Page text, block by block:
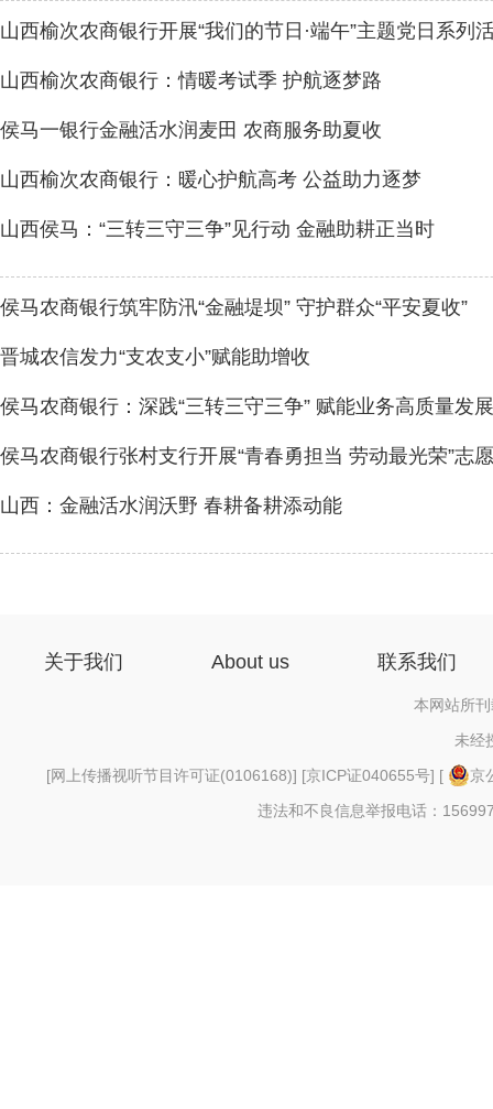
山西榆次农商银行开展“我们的节日·端午”主题党日系列
山西榆次农商银行：情暖考试季 护航逐梦路
侯马一银行金融活水润麦田 农商服务助夏收
山西榆次农商银行：暖心护航高考 公益助力逐梦
山西侯马：“三转三守三争”见行动 金融助耕正当时
侯马农商银行筑牢防汛“金融堤坝” 守护群众“平安夏收”
晋城农信发力“支农支小”赋能助增收
侯马农商银行：深践“三转三守三争” 赋能业务高质量发展
侯马农商银行张村支行开展“青春勇担当 劳动最光荣”志
山西：金融活水润沃野 春耕备耕添动能
关于我们 About us 联系我们
本网站所
未经
[网上传播视听节目许可证(0106168)] [京ICP证040655号] [
京
违法和不良信息举报电话：